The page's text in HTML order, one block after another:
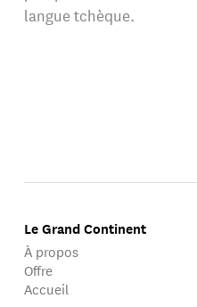
langue tchèque.
Le Grand Continent
À propos
Offre
Accueil